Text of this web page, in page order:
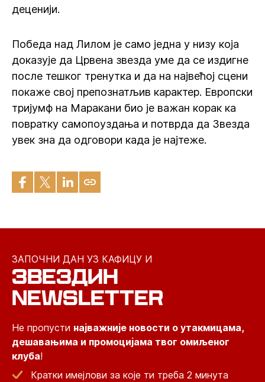
деценији.
Победа над Лилом је само једна у низу која
доказује да Црвена звезда уме да се издигне
после тешког тренутка и да на највећој сцени
покаже свој препознатљив карактер. Европски
тријумф на Маракани био је важан корак ка
повратку самопоуздања и потврда да Звезда
увек зна да одговори када је најтеже.
ЗАПОЧНИ ДАН УЗ КАФИЦУ И
ЗВЕЗДИН
NEWSLETTER
Не пропусти најважније новости о утакмицама,
дешавањима и промоцијама твог омиљеног
клуба!
Кратки имејлови за које ти треба 2 минута